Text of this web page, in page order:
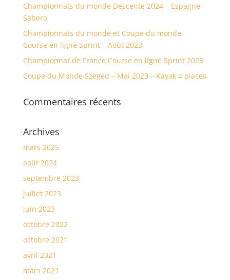
Championnats du monde Descente 2024 – Espagne –
Sabero
Championnats du monde et Coupe du monde
Course en ligne Sprint – Août 2023
Championnat de France Course en ligne Sprint 2023
Coupe du Monde Szeged – Mai 2023 – Kayak 4 places
Commentaires récents
Archives
mars 2025
août 2024
septembre 2023
juillet 2023
juin 2023
octobre 2022
octobre 2021
avril 2021
mars 2021